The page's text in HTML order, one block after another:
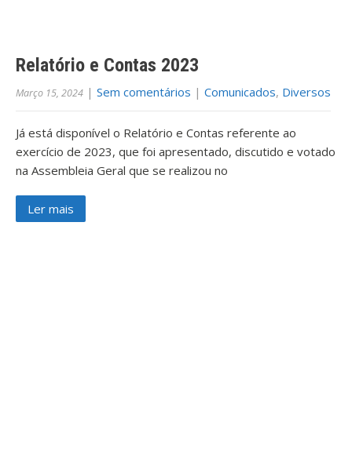
Relatório e Contas 2023
Março 15, 2024 | Sem comentários | Comunicados, Diversos
Já está disponível o Relatório e Contas referente ao
exercício de 2023, que foi apresentado, discutido e votado
na Assembleia Geral que se realizou no
Ler mais